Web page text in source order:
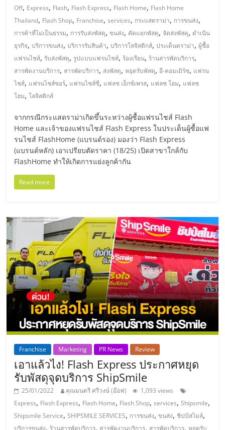
มอี
ไทย,
SMEs,
แฟ
รน
ไชส์,
ที่
ปรึกษา
แฟ
รน
ไชส์,
รวม
แฟ
รน
ไชส์
Off, Express, Flash, Flash Express, Flash Home, Flash Home
Thailand, Flash Shop, Franchise,services, กระแสดราม่า, การขนส่ง,
การค้าที่ไม่เป็นธรรม, การรับส่งพัสดุ,ขนส่ง, คัดแยกพัสดุ, จัดส่งพัสดุ, ดำเนิน
ธุรกิจ,บริการขนส่ง,บริการรับสินค้า,บริการโลจิสติกส์,ประเด็นดราม่า,ผู้ซื้อ
แฟรนไชส์, รับส่งพัสดุ, รูปแบบแฟรนไชส์, ร้องเรียน, ร้านสารพัดบริการ,
สารพัดงานบริการ, สารพัดบริการ, ส่งพัสดุ,หยุดรับพัสดุ,อี-คอมเมิร์ซ, แฟรน
ไชส์, แฟรนไชส์ซอร์, แฟรนไชส์ซี, แฟลช เอ็กซ์เพรส, แฟลช โฮม, แฟลช
โฮม,โลจิสติกส์
จากกรณีกระแสดราม่าเกิดขึ้นระหว่างผู้ซื้อแฟรนไชส์ Flash
Home และเจ้าของแฟรนไชส์ Flash Express ในประเด็นผู้ซื้อแฟ
รนไชส์ FlashHome (แบรนด์รอง) มองว่า Flash Express
(แบรนด์หลัก) เอาเปรียบตัดราคา (18/25) เปิดสาขาใกล้กับ
FlashHome ทำให้เกิดการแย่งลูกค้ากัน
Read more
Franchise Marketing PR News Review
เอาแล้วไง! Flash Express ประกาศหยุด
รับพัสดุจุดบริการ ShipSmile
25/01/2022 คุณมนตรี ศรีวงษ์ (อ๊อฟ)
1,093 views
Express, Flash Express, Flash Home, Flash Shop,services,Shipsmile,
Shipsmile Service,SHIPSMILE SERVICES, การขนส่ง,ขนส่ง, ชิปป์สไมล์,
, , , ,